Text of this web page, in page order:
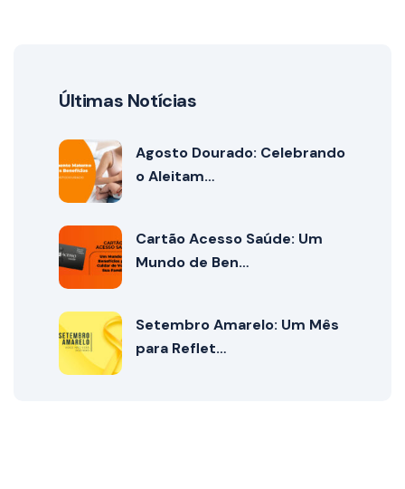
Últimas Notícias
Agosto Dourado: Celebrando
o Aleitam…
Cartão Acesso Saúde: Um
Mundo de Ben…
Setembro Amarelo: Um Mês
para Reflet…